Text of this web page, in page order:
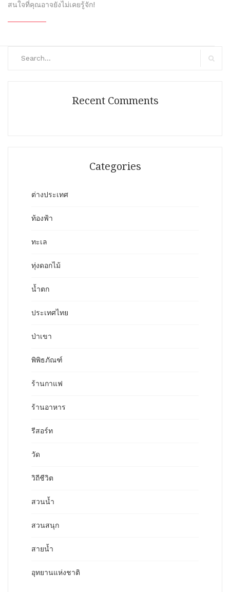
สนใจที่คุณอาจยังไม่เคยรู้จัก!
Recent Comments
Categories
ต่างประเทศ
ท้องฟ้า
ทะเล
ทุ่งดอกไม้
น้ำตก
ประเทศไทย
ป่าเขา
พิพิธภัณฑ์
ร้านกาแฟ
ร้านอาหาร
รีสอร์ท
วัด
วิถีชีวิต
สวนน้ำ
สวนสนุก
สายน้ำ
อุทยานแห่งชาติ